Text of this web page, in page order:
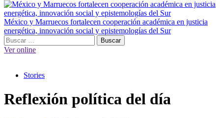
México y Marruecos fortalecen cooperación académica en justicia
energética, innovación social y epistemologías del Sur
Menú
principal
Buscar:
Ver online
Stories
Reflexión política del día